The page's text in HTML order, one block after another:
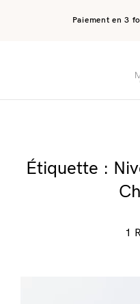
Paiement en 3
Étiquette :
1